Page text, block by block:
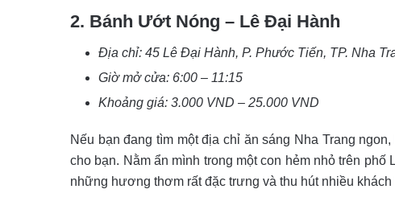
2. Bánh Ướt Nóng – Lê Đại Hành
Địa chỉ: 45 Lê Đại Hành, P. Phước Tiến, TP. Nha
Giờ mở cửa: 6:00 – 11:15
Khoảng giá: 3.000 VND – 25.000 VND
Nếu bạn đang tìm một địa chỉ ăn sáng Nha Trang
cho bạn. Nằm ẩn mình trong một con hẻm nhỏ trên
những hương thơm rất đặc trưng và thu hút nhiều khách